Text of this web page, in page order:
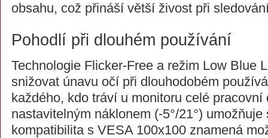
obsahu, což přináší větší živost při
Pohodlí při dlouhém používání
Technologie Flicker-Free a režim Low Blue
snižovat únavu očí při dlouhodobém
každého, kdo tráví u monitoru celé pracovní
nastavitelným náklonem (-5°/21°)
kompatibilita s VESA 100x100 znamená